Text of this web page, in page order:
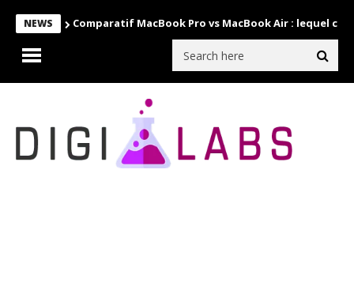
NEWS Comparatif MacBook Pro vs MacBook Air : lequel